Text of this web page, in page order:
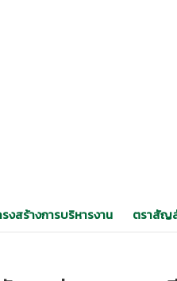
งสร้างการบริหารงาน ตราสั